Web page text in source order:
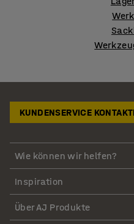
KUNDENSERVICE
Wie können wir helfen?
Inspiration
Über AJ Produkte